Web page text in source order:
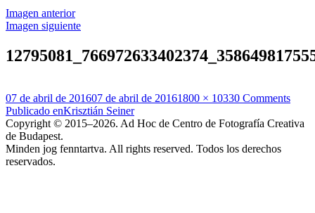
Imagen anterior
Imagen siguiente
Publicado
el
07 de abril de 201607 de abril de 2016Tamaño
1800 × 10330 Comments
Navegación
de
entradas
Publicado enKrisztián Seiner
Copyright © 2015–2026. Ad Hoc de Centro de Fotografía Creativa
de Budapest.
Minden jog fenntartva. All rights reserved. Todos los derechos
reservados.